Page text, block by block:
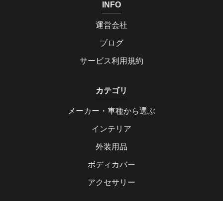
INFO
運営会社
ブログ
サービス利用規約
カテゴリ
メーカー・車種から選ぶ
インテリア
外装用品
ボディカバー
アクセサリー